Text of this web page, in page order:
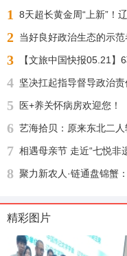
1
2 当好良好政治生态的示范
3
4 坚决扛起指导督导政治责
5 医+养关怀病房欢迎您！
6
7 相遇母亲节 走近“七悦非
8
精彩图片